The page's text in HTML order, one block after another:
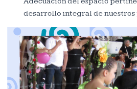
desarrollo integral de nuestros